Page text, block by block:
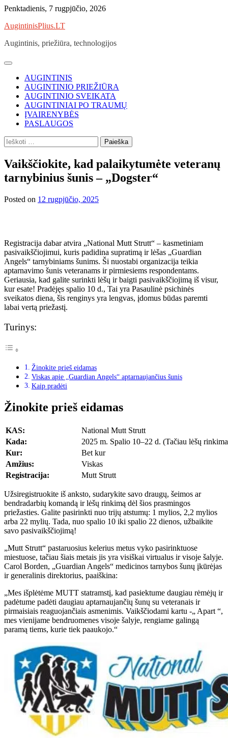
Skip
content
Penktadienis, 7 rugpjūčio, 2026
AugintinisPlius.LT
Augintinis, priežiūra, technologijos
AUGINTINIS
AUGINTINIO PRIEŽIŪRA
AUGINTINIO SVEIKATA
AUGINTINIAI PO TRAUMŲ
ĮVAIRENYBĖS
PASLAUGOS
Ieškoti:
Vaikščiokite, kad palaikytumėte veteranų
tarnybinius šunis – „Dogster“
Posted on 12 rugpjūčio, 2025
Registracija dabar atvira „National Mutt Strutt“ – kasmetiniam
pasivaikščiojimui, kuris padidina supratimą ir lėšas „Guardian
Angels“ tarnybiniams šunims. Ši nuostabi organizacija teikia
aptarnavimo šunis veteranams ir pirmiesiems respondentams.
Geriausia, kad galite surinkti lėšų ir baigti pasivaikščiojimą iš visur,
kur esate! Pradėjęs spalio 10 d., Tai yra Pasaulinė psichinės
sveikatos diena, šis renginys yra lengvas, įdomus būdas paremti
labai vertą priežastį.
Turinys:
Žinokite prieš eidamas
Viskas apie „Guardian Angels“ aptarnaujančius šunis
Kaip pradėti
Žinokite prieš eidamas
KAS:
National Mutt Strutt
Kada:
2025 m. Spalio 10–22 d. (Tačiau lėšų
Kur:
Bet kur
Amžius:
Viskas
Registracija:
Mutt Strutt
Užsiregistruokite iš anksto, sudarykite savo draugų, šeimos ar
bendradarbių komandą ir lėšų rinkimą dėl šios prasmingos
priežasties. Galite pasirinkti nuo trijų atstumų: 1 mylios, 2,2 mylios
arba 22 mylių. Tada, nuo spalio 10 iki spalio 22 dienos, užbaikite
savo pasivaikščiojimą!
„Mutt Strutt“ pastaruosius kelerius metus vyko pasirinktuose
miestuose, tačiau šiais metais jis yra visiškai virtualus ir visoje šalyje.
Carol Borden, „Guardian Angels“ medicinos tarnybos šunų įkūrėjas
ir generalinis direktorius, paaiškina:
„Mes išplėtėme MUTT statramstį, kad pasiektume daugiau rėmėjų ir
padėtume padėti daugiau aptarnaujančių šunų su veteranais ir
pirmaisiais reaguojančiais asmenimis. Vaikščiodami kartu -„ Apart “,
mes vienijame bendruomenes visoje šalyje, rengiame galingą
paramą tiems, kurie tiek paaukojo.“